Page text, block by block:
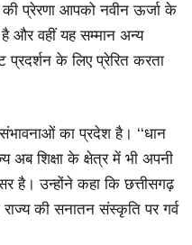
प्रेरणा आपको नवीन ऊर्जा के
और वहीं यह सम्मान अन्य
प्रदर्शन के लिए प्रेरित करता
का प्रदेश है। ‘‘धान
अब शिक्षा के क्षेत्र में भी अपनी
है। उन्होंने कहा कि छत्तीसगढ़
की सनातन संस्कृति पर गर्व